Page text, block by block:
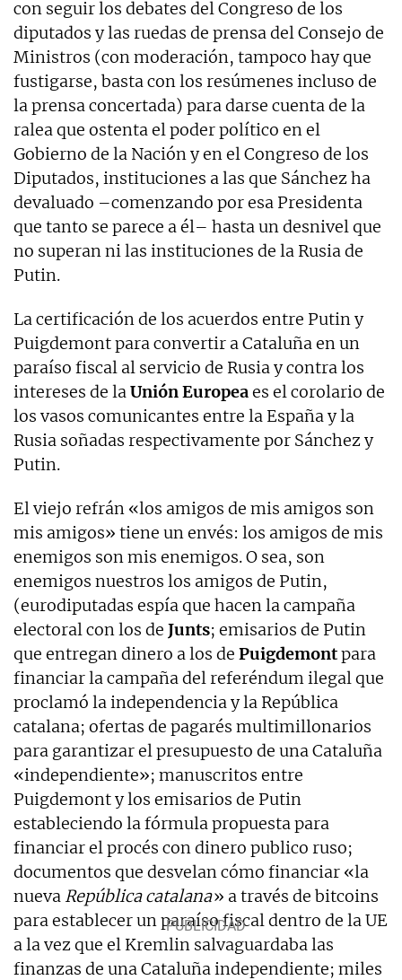
con seguir los debates del Congreso de los
diputados y las ruedas de prensa del Consejo de
Ministros (con moderación, tampoco hay que
fustigarse, basta con los resúmenes incluso de
la prensa concertada) para darse cuenta de la
ralea que ostenta el poder político en el
Gobierno de la Nación y en el Congreso de los
Diputados, instituciones a las que Sánchez ha
devaluado –comenzando por esa Presidenta
que tanto se parece a él– hasta un desnivel que
no superan ni las instituciones de la Rusia de
Putin.
La certificación de los acuerdos entre Putin y
Puigdemont para convertir a Cataluña en un
paraíso fiscal al servicio de Rusia y contra los
intereses de laUnión Europeaes el corolario de
los vasos comunicantes entre la España y la
Rusia soñadas respectivamente por Sánchez y
Putin.
El viejo refrán «los amigos de mis amigos son
mis amigos» tiene un envés: los amigos de mis
enemigos son mis enemigos. O sea, son
enemigos nuestros los amigos de Putin,
(eurodiputadas espía que hacen la campaña
electoral con los de Junts; emisarios de Putin
que entregan dinero a los de Puigdemontpara
financiar la campaña del referéndum ilegal que
proclamó la independencia y la República
catalana; ofertas de pagarés multimillonarios
para garantizar el presupuesto de una Cataluña
«independiente»; manuscritos entre
Puigdemont y los emisarios de Putin
estableciendo la fórmula propuesta para
financiar el procés con dinero publico ruso;
documentos que desvelan cómo financiar «la
nueva República catalana» a través de bitcoins
para establecer un paraíso fiscal dentro de la UE
a la vez que el Kremlin salvaguardaba las
finanzas de una Cataluña independiente; miles